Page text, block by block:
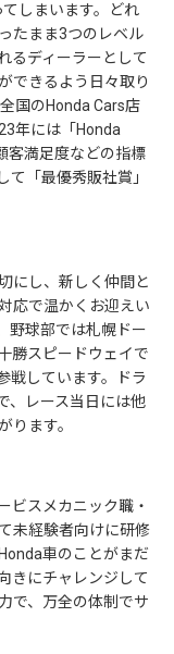
しまいます。どれ
たまま3つのレベル
るディーラーとして
できるよう日々取り
国のHonda Cars店
年には「Honda
客満足度などの指標
「最優秀販社賞」
にし、新しく仲間と
応で温かくお迎えい
野球部では札幌ドー
勝スピードウェイで
戦しています。ドラ
、レース当日には他
ります。
ビスメカニック職・
未経験者向けに研修
車のことがまだ
きにチャレンジして
で、万全の体制でサ